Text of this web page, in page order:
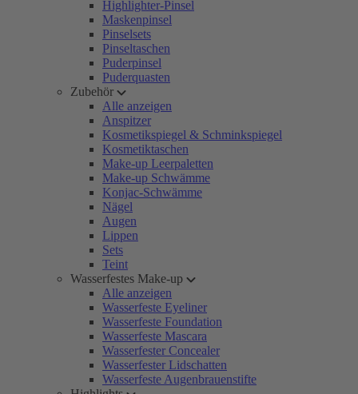
Highlighter-Pinsel
Maskenpinsel
Pinselsets
Pinseltaschen
Puderpinsel
Puderquasten
Zubehör
Alle anzeigen
Anspitzer
Kosmetikspiegel & Schminkspiegel
Kosmetiktaschen
Make-up Leerpaletten
Make-up Schwämme
Konjac-Schwämme
Nägel
Augen
Lippen
Sets
Teint
Wasserfestes Make-up
Alle anzeigen
Wasserfeste Eyeliner
Wasserfeste Foundation
Wasserfeste Mascara
Wasserfester Concealer
Wasserfester Lidschatten
Wasserfeste Augenbrauenstifte